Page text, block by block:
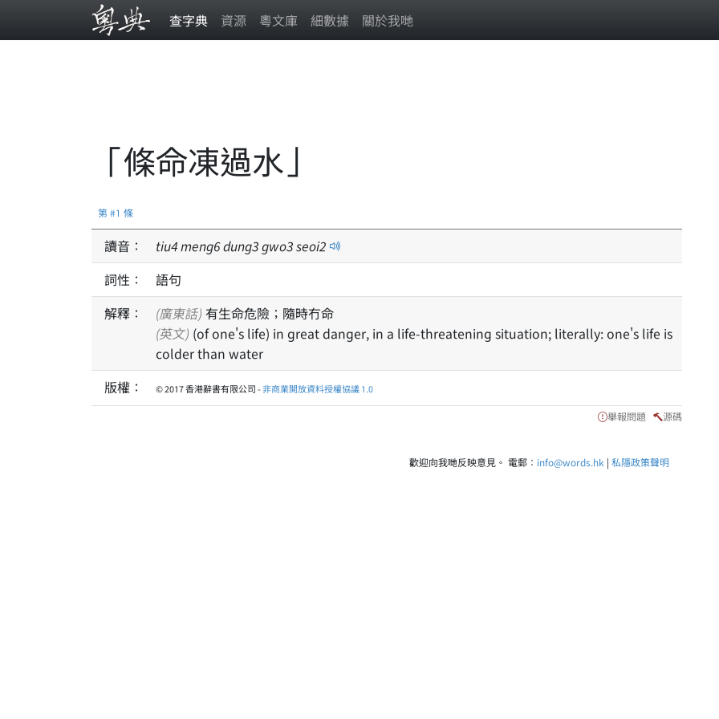
查字典 資源 粵文庫 細數據 關於我哋
「條命凍過水」
第 #1 條
讀音： tiu4meng6dung3gwo3seoi2
詞性：
語句
解釋：
(廣東話) 有生命危險；隨時冇命
(英文) (of one's life) in great danger, in a life-threatening situation; literally: one's life is
colder than water
版權：
© 2017 香港辭書有限公司 -非商業開放資料授權協議 1.0
舉報問題 源碼
歡迎向我哋反映意見。 電郵： info@words.hk | 私隱政策聲明